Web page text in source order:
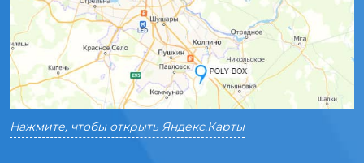
Нажмите, чтобы открыть Яндекс.Карты